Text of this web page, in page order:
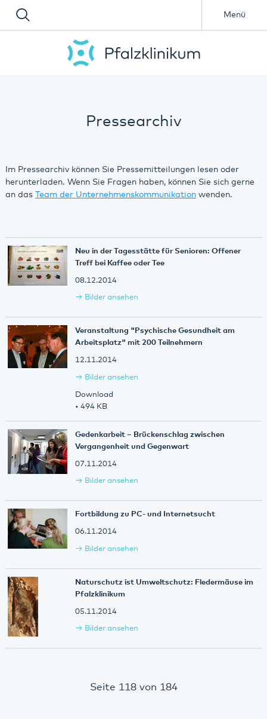
Menü
Pressearchiv
Im Pressearchiv können Sie Pressemitteilungen lesen oder
herunterladen. Wenn Sie Fragen haben, können Sie sich gerne
an das Team der Unternehmenskommunikationwenden.
Neu in der Tagesstätte für Senioren: Offener
Treff bei Kaffee oder Tee
08.12.2014
Bilder ansehen
Veranstaltung "Psychische Gesundheit am
Arbeitsplatz" mit 200 Teilnehmern
12.11.2014
Bilder ansehen
Download
• 494 KB
Gedenkarbeit – Brückenschlag zwischen
Vergangenheit und Gegenwart
07.11.2014
Bilder ansehen
Fortbildung zu PC- und Internetsucht
06.11.2014
Bilder ansehen
Naturschutz ist Umweltschutz: Fledermäuse im
Pfalzklinikum
05.11.2014
Bilder ansehen
Seite 118 von 184